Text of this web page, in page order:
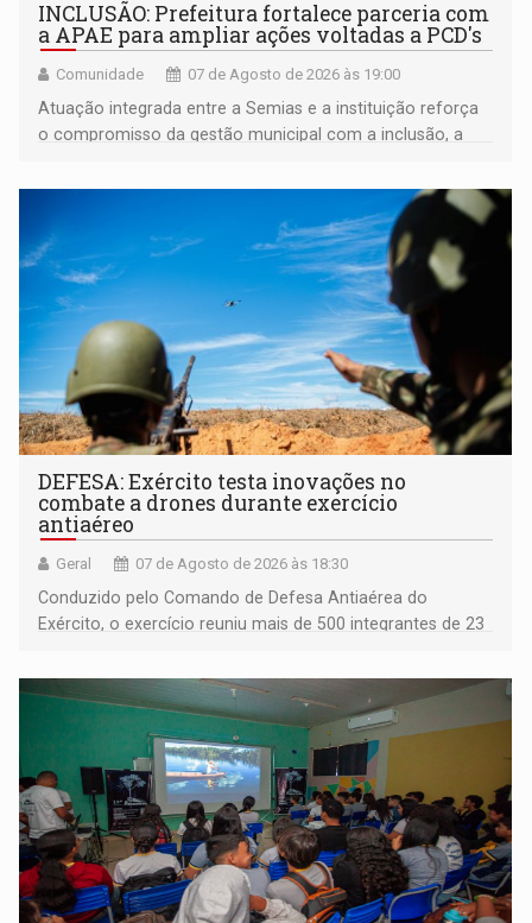
INCLUSÃO: Prefeitura fortalece parceria com
a APAE para ampliar ações voltadas a PCD's
Comunidade 07 de Agosto de 2026 às 19:00
Atuação integrada entre a Semias e a instituição reforça
o compromisso da gestão municipal com a inclusão, a
DEFESA: Exército testa inovações no
combate a drones durante exercício
antiaéreo
Geral 07 de Agosto de 2026 às 18:30
Conduzido pelo Comando de Defesa Antiaérea do
Exército, o exercício reuniu mais de 500 integrantes de 23